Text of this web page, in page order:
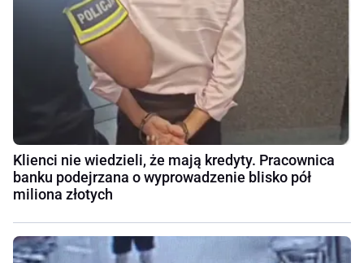
Klienci nie wiedzieli, że mają kredyty. Pracownica
banku podejrzana o wyprowadzenie blisko pół
miliona złotych